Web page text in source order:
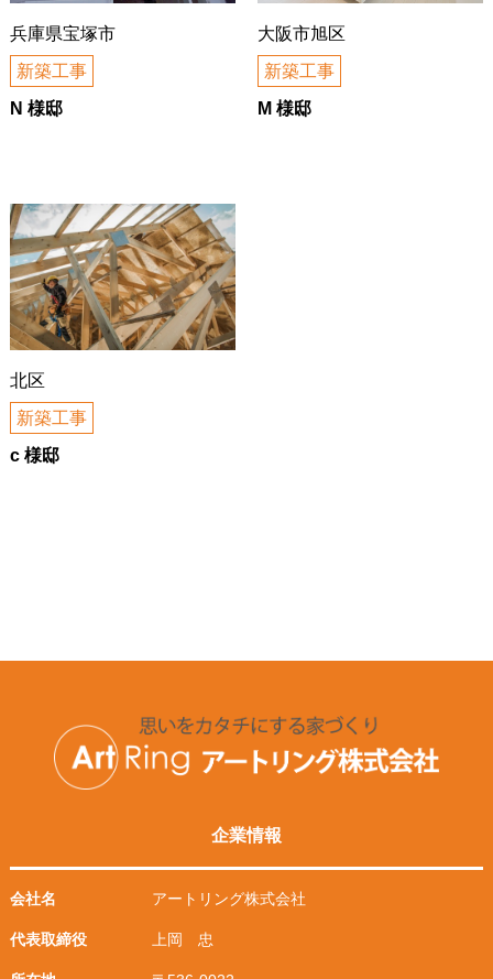
兵庫県宝塚市
新築工事
N 様邸
大阪市旭区
新築工事
M 様邸
北区
新築工事
c 様邸
企業情報
会社名 アートリング株式会社
代表取締役 上岡 忠